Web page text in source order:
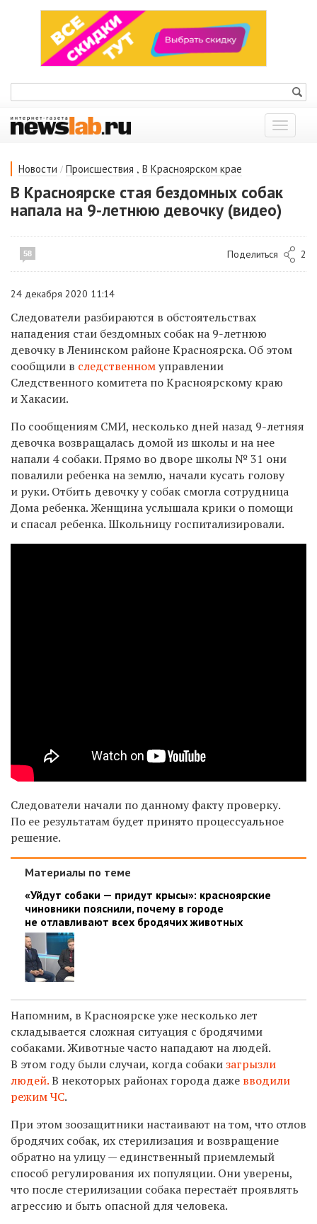
Показать
меню
Новости / Происшествия , В Красноярском крае
В Красноярске стая бездомных собак
напала на 9-летнюю девочку (видео)
58 Поделиться 2
24 декабря 2020 11:14
Следователи разбираются в обстоятельствах
нападения стаи бездомных собак на 9-летнюю
девочку в Ленинском районе Красноярска. Об этом
сообщили в следственномуправлении
Следственного комитета по Красноярскому краю
и Хакасии.
По сообщениям СМИ, несколько дней назад 9-летняя
девочка возвращалась домой из школы и на нее
напали 4 собаки. Прямо во дворе школы № 31 они
повалили ребенка на землю, начали кусать голову
и руки. Отбить девочку у собак смогла сотрудница
Дома ребенка. Женщина услышала крики о помощи
и спасал ребенка. Школьницу госпитализировали.
Следователи начали по данному факту проверку.
По ее результатам будет принято процессуальное
решение.
Материалы по теме
«Уйдут собаки — придут крысы»: красноярские
чиновники пояснили, почему в городе
не отлавливают всех бродячих животных
Напомним, в Красноярске уже несколько лет
складывается сложная ситуация с бродячими
собаками. Животные часто нападают на людей.
В этом году были случаи, когда собакизагрызли
людей.В некоторых районах города даже вводили
режим ЧС.
При этом зоозащитники настаивают на том, что отлов
бродячих собак, их стерилизация и возвращение
обратно на улицу — единственный приемлемый
способ регулирования их популяции. Они уверены,
что после стерилизации собака перестаёт проявлять
агрессию и быть опасной для человека.